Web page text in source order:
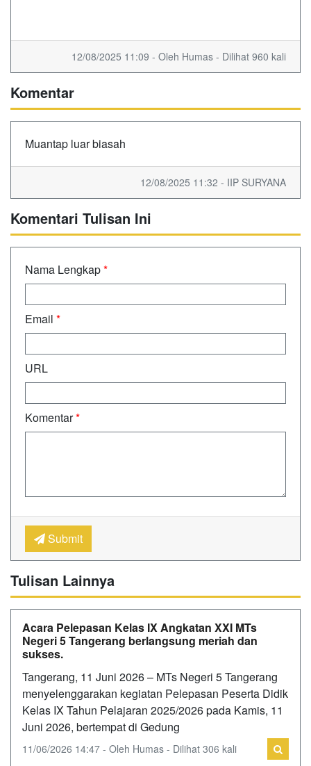
12/08/2025 11:09 - Oleh Humas - Dilihat 960 kali
Komentar
Muantap luar biasah
12/08/2025 11:32 - IIP SURYANA
Komentari Tulisan Ini
Nama Lengkap*
Email *
URL
Komentar*
Submit
Tulisan Lainnya
Acara Pelepasan Kelas IX Angkatan XXI MTs
Negeri 5 Tangerang berlangsung meriah dan
sukses.
Tangerang, 11 Juni 2026 – MTs Negeri 5 Tangerang
menyelenggarakan kegiatan Pelepasan Peserta Didik
Kelas IX Tahun Pelajaran 2025/2026 pada Kamis, 11
Juni 2026, bertempat di Gedung
11/06/2026 14:47 - Oleh Humas - Dilihat 306 kali